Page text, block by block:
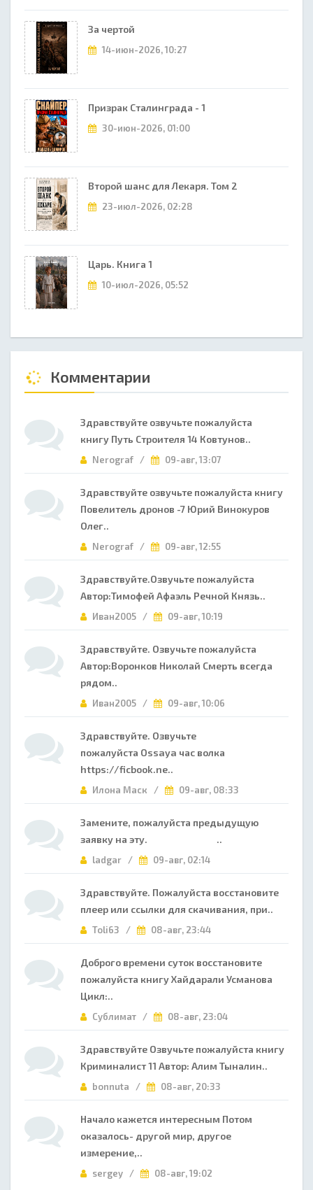
За чертой
14-июн-2026, 10:27
Призрак Сталинграда - 1
30-июн-2026, 01:00
Второй шанс для Лекаря. Том 2
23-июл-2026, 02:28
Царь. Книга 1
10-июл-2026, 05:52
Комментарии
Здравствуйте озвучьте пожалуйста
книгу Путь Строителя 14 Ковтунов..
Nerograf / 09-авг, 13:07
Здравствуйте озвучьте пожалуйста книгу
Повелитель дронов -7 Юрий Винокуров
Олег..
Nerograf / 09-авг, 12:55
Здравствуйте.Озвучьте пожалуйста
Автор:Тимофей Афаэль Речной Князь..
Иван2005 / 09-авг, 10:19
Здравствуйте. Озвучьте пожалуйста
Автор:Воронков Николай Смерть всегда
рядом..
Иван2005 / 09-авг, 10:06
Здравствуйте. Озвучьте
пожалуйста Ossaya час волка
https://ficbook.ne..
Илона Маск / 09-авг, 08:33
Замените, пожалуйста предыдущую
заявку на эту. ..
ladgar / 09-авг, 02:14
Здравствуйте. Пожалуйста восстановите
плеер или ссылки для скачивания, при..
Toli63 / 08-авг, 23:44
Доброго времени суток восстановите
пожалуйста книгу Хайдарали Усманова
Цикл:..
Сублимат / 08-авг, 23:04
Здравствуйте Озвучьте пожалуйста книгу
Криминалист 11 Автор: Алим Тыналин..
bonnuta / 08-авг, 20:33
Начало кажется интересным Потом
оказалось- другой мир, другое
измерение,..
sergey / 08-авг, 19:02